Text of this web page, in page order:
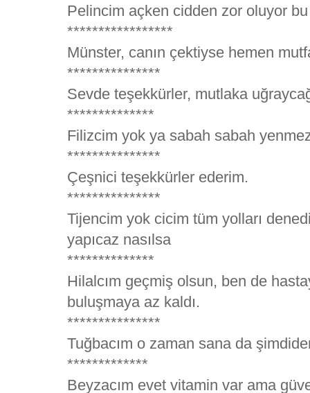
Pelincim açken cidden zor oluyor
*****************
Münster, canın çektiyse hemen
***************
Sevde teşekkürler, mutlaka
**************
Filizcim yok ya sabah sabah yenmez
***************
Çeşnici teşekkürler ederim.
***************
Tijencim yok cicim tüm yolları
yapıcaz nasılsa
**************
Hilalcım geçmiş olsun, ben de
buluşmaya az kaldı.
***************
Tuğbacım o zaman sana da
*************
Beyzacım evet vitamin var ama